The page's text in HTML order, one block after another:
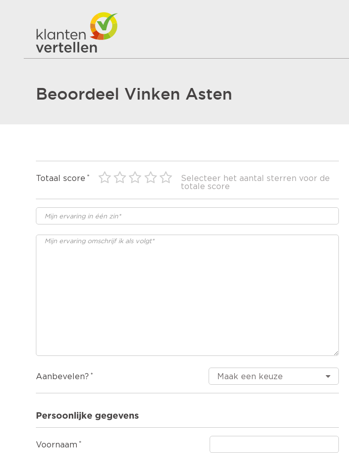
Beoordeel Vinken Asten
Totaal score
Selecteer het aantal sterren voor de
totale score
Aanbevelen?
Persoonlijke gegevens
Voornaam